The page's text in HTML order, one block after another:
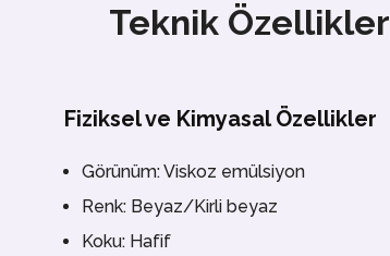
Teknik Özellikler
Fiziksel ve Kimyasal Özellikler
Görünüm: Viskoz emülsiyon
Renk: Beyaz/Kirli beyaz
Koku: Hafif